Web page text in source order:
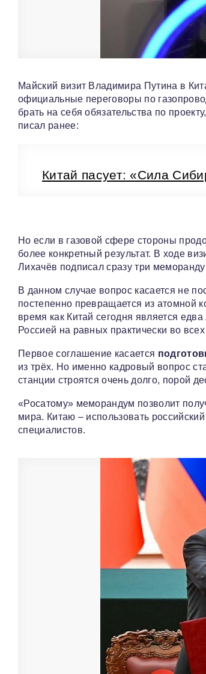
Майский визит Владимира Путина в
официальные переговоры по
брать на себя обязательства по
писал ранее:
Китай пасует: «Сила
Но если в газовой сфере стороны
более конкретный результат. В ходе
Лихачёв подписал сразу три
В данном случае вопрос касается не
постепенно превращается из атомной
время как Китай сегодня является
Россией на равных практически во
Первое соглашение касается
из трёх. Но именно кадровый вопрос
станции строятся очень долго, порой
«Росатому» меморандум позволит
мира. Китаю – использовать
специалистов.